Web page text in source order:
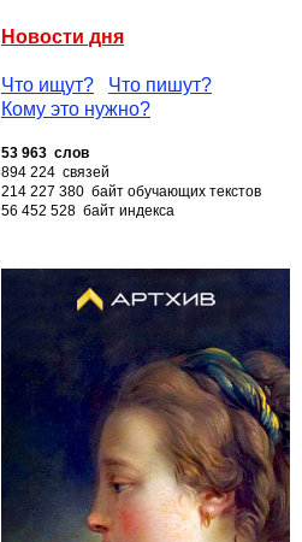
Новости дня
Что ищут?
Что пишут?
Кому это нужно?
53 963 слов
894 224 связей
214 227 380 байт обучающих текстов
56 452 528 байт индекса